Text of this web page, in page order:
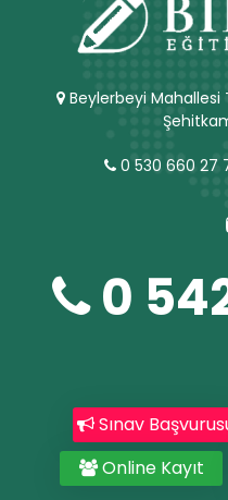
Beylerbeyi Mahallesi
0 530 660 27
0 542
Sınav
Online Kayıt